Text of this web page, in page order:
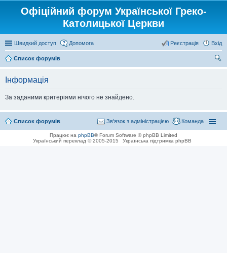
Офіційний форум Української Греко-
Католицької Церкви
Швидкий доступ Допомога Вхід
Реєстрація
Список форумів
Інформація
За заданими критеріями нічого не знайдено.
Список форумів Команда
Зв'язок з адміністрацією
Працює на phpBB® Forum Software © phpBB Limited
Український переклад © 2005-2015
Українська підтримка phpBB